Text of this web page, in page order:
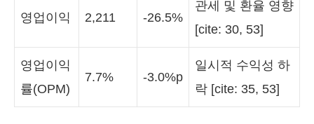
영업이익 2,211 -26.5%
관세 및 환율 영향
[cite: 30, 53]
영업이익
률(OPM)
7.7% -3.0%p
일시적 수익성 하
락 [cite: 35, 53]